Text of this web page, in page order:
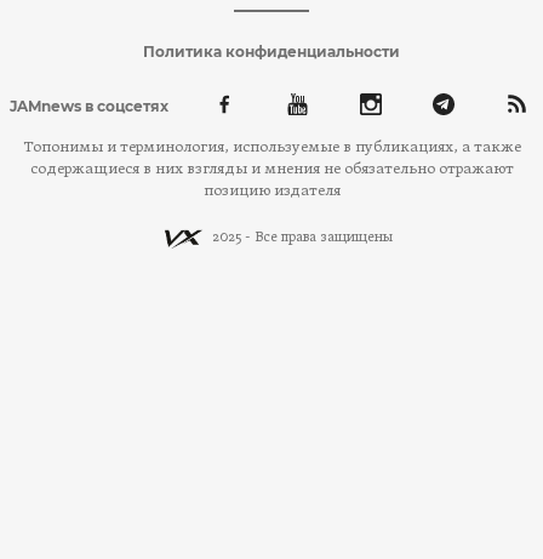
Политика конфиденциальности
JAMnews в соцсетях
Топонимы и терминология, используемые в публикациях, а также
содержащиеся в них взгляды и мнения не обязательно отражают
позицию издателя
2025 - Все права защищены